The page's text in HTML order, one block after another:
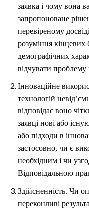
заявка і чому вона
запропоноване
перевіреному
розуміння кінцевих
демографічних
відчувати проблему
Інноваційне
технологій
відповідає воно
заявці нові або
або підходи в
застосовно, чи є
необхідним і чи
Відповідальною
Здійсненність. Чи
переконливі